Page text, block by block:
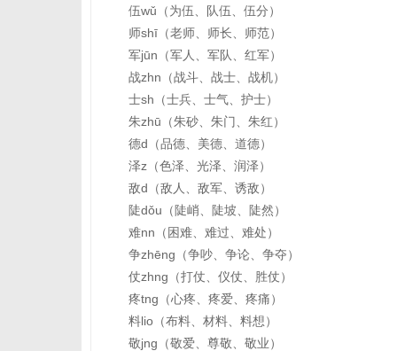
伍wǔ（为伍、队伍、伍分）
师shī（老师、师长、师范）
军jūn（军人、军队、红军）
战zhn（战斗、战士、战机）
士sh（士兵、士气、护士）
朱zhū（朱砂、朱门、朱红）
德d（品德、美德、道德）
泽z（色泽、光泽、润泽）
敌d（敌人、敌军、诱敌）
陡dǒu（陡峭、陡坡、陡然）
难nn（困难、难过、难处）
争zhēng（争吵、争论、争夺）
仗zhng（打仗、仪仗、胜仗）
疼tng（心疼、疼爱、疼痛）
料lio（布料、材料、料想）
敬jng（敬爱、尊敬、敬业）